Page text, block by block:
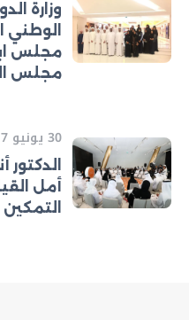
وزارة
الوطني
مجلس
مجلس
30 يونيو 2017
أمل